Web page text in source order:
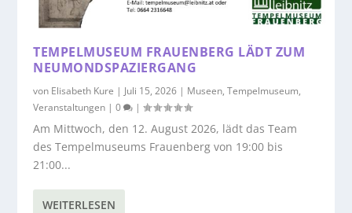
TEMPELMUSEUM FRAUENBERG LÄDT ZUM
NEUMONDSPAZIERGANG
von Elisabeth Kure | Juli 15, 2026 | Museen,Tempelmuseum,
Veranstaltungen |0 |
Am Mittwoch, den 12. August 2026, lädt das Team
des Tempelmuseums Frauenberg von 19:00 bis
21:00...
WEITERLESEN